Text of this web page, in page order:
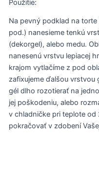
Použitie:
Na pevný podklad na
pod.) nanesieme tenkú
(dekorgel), alebo medu.
nanesenú vrstvu lepiacej
krajom vytlačíme z pod
zafixujeme ďalšou vrstvou
gél dlho rozotierať na
jej poškodeniu, alebo
v chladničke pri teplote od
pokračovať v zdobení